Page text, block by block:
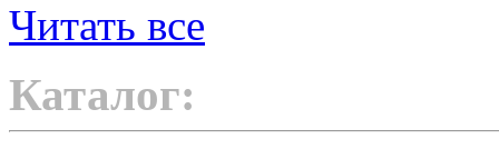
Читать все
Каталог: